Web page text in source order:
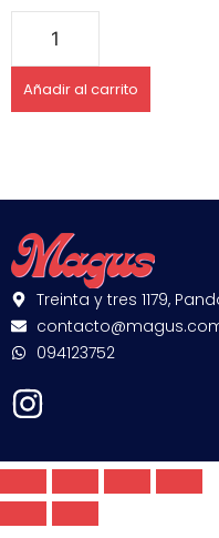
Añadir al carrito
Treinta y tres 1179,
094123752